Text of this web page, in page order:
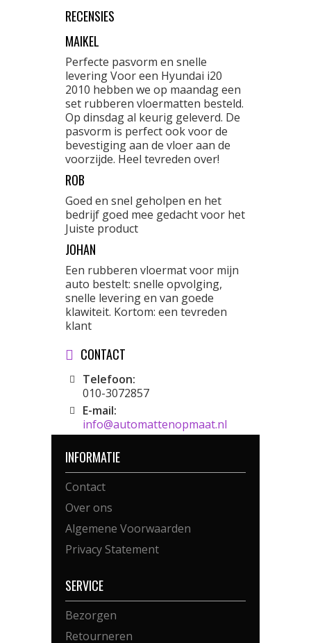
RECENSIES
MAIKEL
Perfecte pasvorm en snelle
levering Voor een Hyundai i20
2010 hebben we op maandag een
set rubberen vloermatten besteld.
Op dinsdag al keurig geleverd. De
pasvorm is perfect ook voor de
bevestiging aan de vloer aan de
voorzijde. Heel tevreden over!
ROB
Goed en snel geholpen en het
bedrijf goed mee gedacht voor het
Juiste product
JOHAN
Een rubberen vloermat voor mijn
auto bestelt: snelle opvolging,
snelle levering en van goede
klawiteit. Kortom: een tevreden
klant
CONTACT
Telefoon:
010-3072857
E-mail:
info@automattenopmaat.nl
INFORMATIE
Contact
Over ons
Algemene Voorwaarden
Privacy Statement
SERVICE
Bezorgen
Retourneren